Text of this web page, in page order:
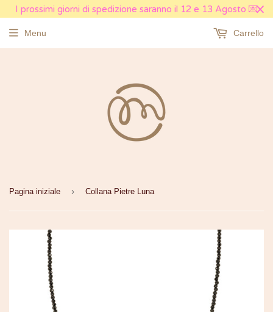
I prossimi giorni di spedizione saranno il 12 e 13 Agosto 💌
Menu Carrello
Pagina iniziale › Collana Pietre Luna